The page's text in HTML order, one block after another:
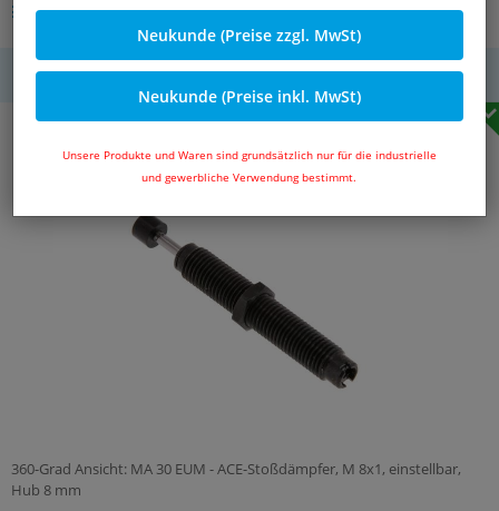
Neukunde (Preise zzgl. MwSt)
Neukunde (Preise inkl. MwSt)
Unsere Produkte und Waren sind grundsätzlich nur für die industrielle
und gewerbliche Verwendung bestimmt.
Andere Varianten des Artikels
MwSt.
360-Grad Ansicht: MA 30 EUM - ACE-Stoßdämpfer, M 8x1, einstellbar,
Hub 8 mm